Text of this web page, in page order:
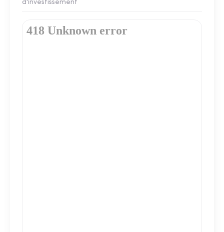
d'investissement